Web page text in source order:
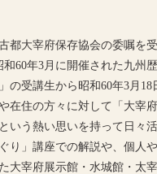
都大宰府保存協会の委嘱を
60年3月に開催された九州
の受講生から昭和60年3月18
在住の方々に対して「大宰
いう熱い思いを持って日々
り」講座での解説や、個人
大宰府展示館・水城館・太